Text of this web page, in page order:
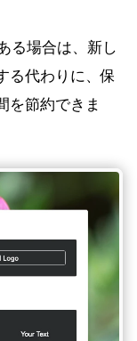
る場合は、新し
る代わりに、保
を節約できま